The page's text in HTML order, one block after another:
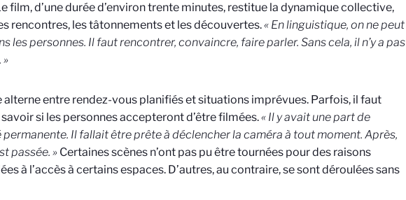
film, d’une durée d’environ trente minutes, restitue la dynamique collective,
rencontres, les tâtonnements et les découvertes.« En linguistique, on ne peut
les personnes. Il faut rencontrer, convaincre, faire parler. Sans cela, il n’y a pas
»
alterne entre rendez-vous planifiés et situations imprévues. Parfois, il faut
si les personnes accepteront d’être filmées.« Il y avait une part de
Il fallait être prête à déclencher la caméra à tout moment. Après,
passée. » Certaines scènes n’ont pas pu être tournées pour des raisons
à l’accès à certains espaces. D’autres, au contraire, se sont déroulées sans